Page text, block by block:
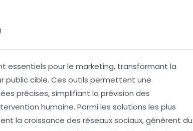
essentiels pour le marketing, transformant la
public cible. Ces outils permettent une
précises, simplifiant la prévision des
humaine. Parmi les solutions les plus
la croissance des réseaux sociaux, génèrent du